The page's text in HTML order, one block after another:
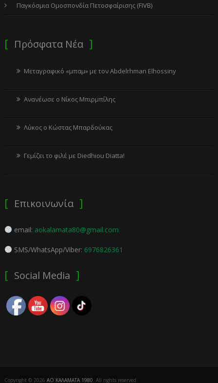
Παγκόσμια Ομοσπονδία Πετοσφαίρισης (FIVB)
Πρόσφατα Νέα
Μεταγραφικό «μπαμ» με τον Abdelrhman Elhossiny
Ανανέωσε ο Νίκος Μπιρμπίλης
Λύκος ο Κώστας Μπαρδούκας
Γεμίζει το φιλέ με Diedhiou Diatta!
Επικοινωνία
email: aokalamata80@gmail.com
SMS/WhatsApp/Viber: 6976826361
Social Media
Copyright © 2026 ΑΟ ΚΑΛΑΜΑΤΑ 1980 . All rights reserved.